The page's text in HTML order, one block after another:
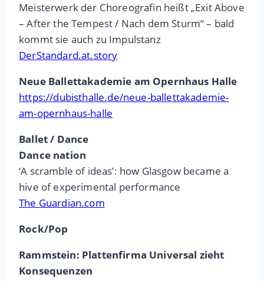
Meisterwerk der Choreografin heißt „Exit Above
– After the Tempest / Nach dem Sturm“ – bald
kommt sie auch zu Impulstanz
DerStandard.at.story
Neue Ballettakademie am Opernhaus Halle
https://dubisthalle.de/neue-ballettakademie-
am-opernhaus-halle
Ballet / Dance
Dance nation
‘A scramble of ideas’: how Glasgow became a
hive of experimental performance
The Guardian.com
Rock/Pop
Rammstein: Plattenfirma Universal zieht
Konsequenzen